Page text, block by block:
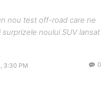
nou test off-road care ne
noului SUV lansat
3:30 PM 0